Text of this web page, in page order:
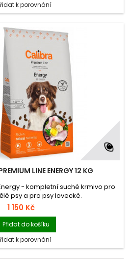
k porovnání
LINE ENERGY 12 KG
- kompletní suché krmivo pro
psy a pro psy lovecké.
1 150 Kč
Přidat do košíku
k porovnání